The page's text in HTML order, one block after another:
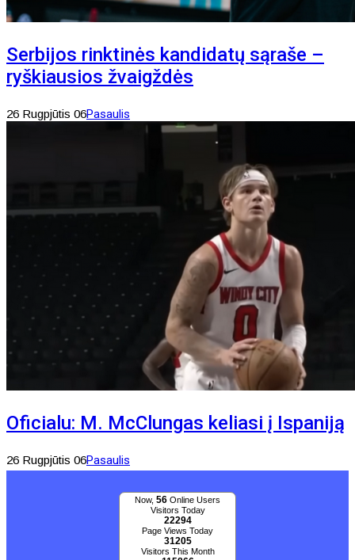
Serbijos rinktinės kandidatų sąraše –
ryškiausios žvaigždės
26 Rugpjūtis 06Pasaulis
Oficialu: M. McClungas keliasi į Ispaniją
26 Rugpjūtis 06Pasaulis
Now, 56 Online Users
Visitors Today
22294
Page Views Today
31205
Visitors This Month